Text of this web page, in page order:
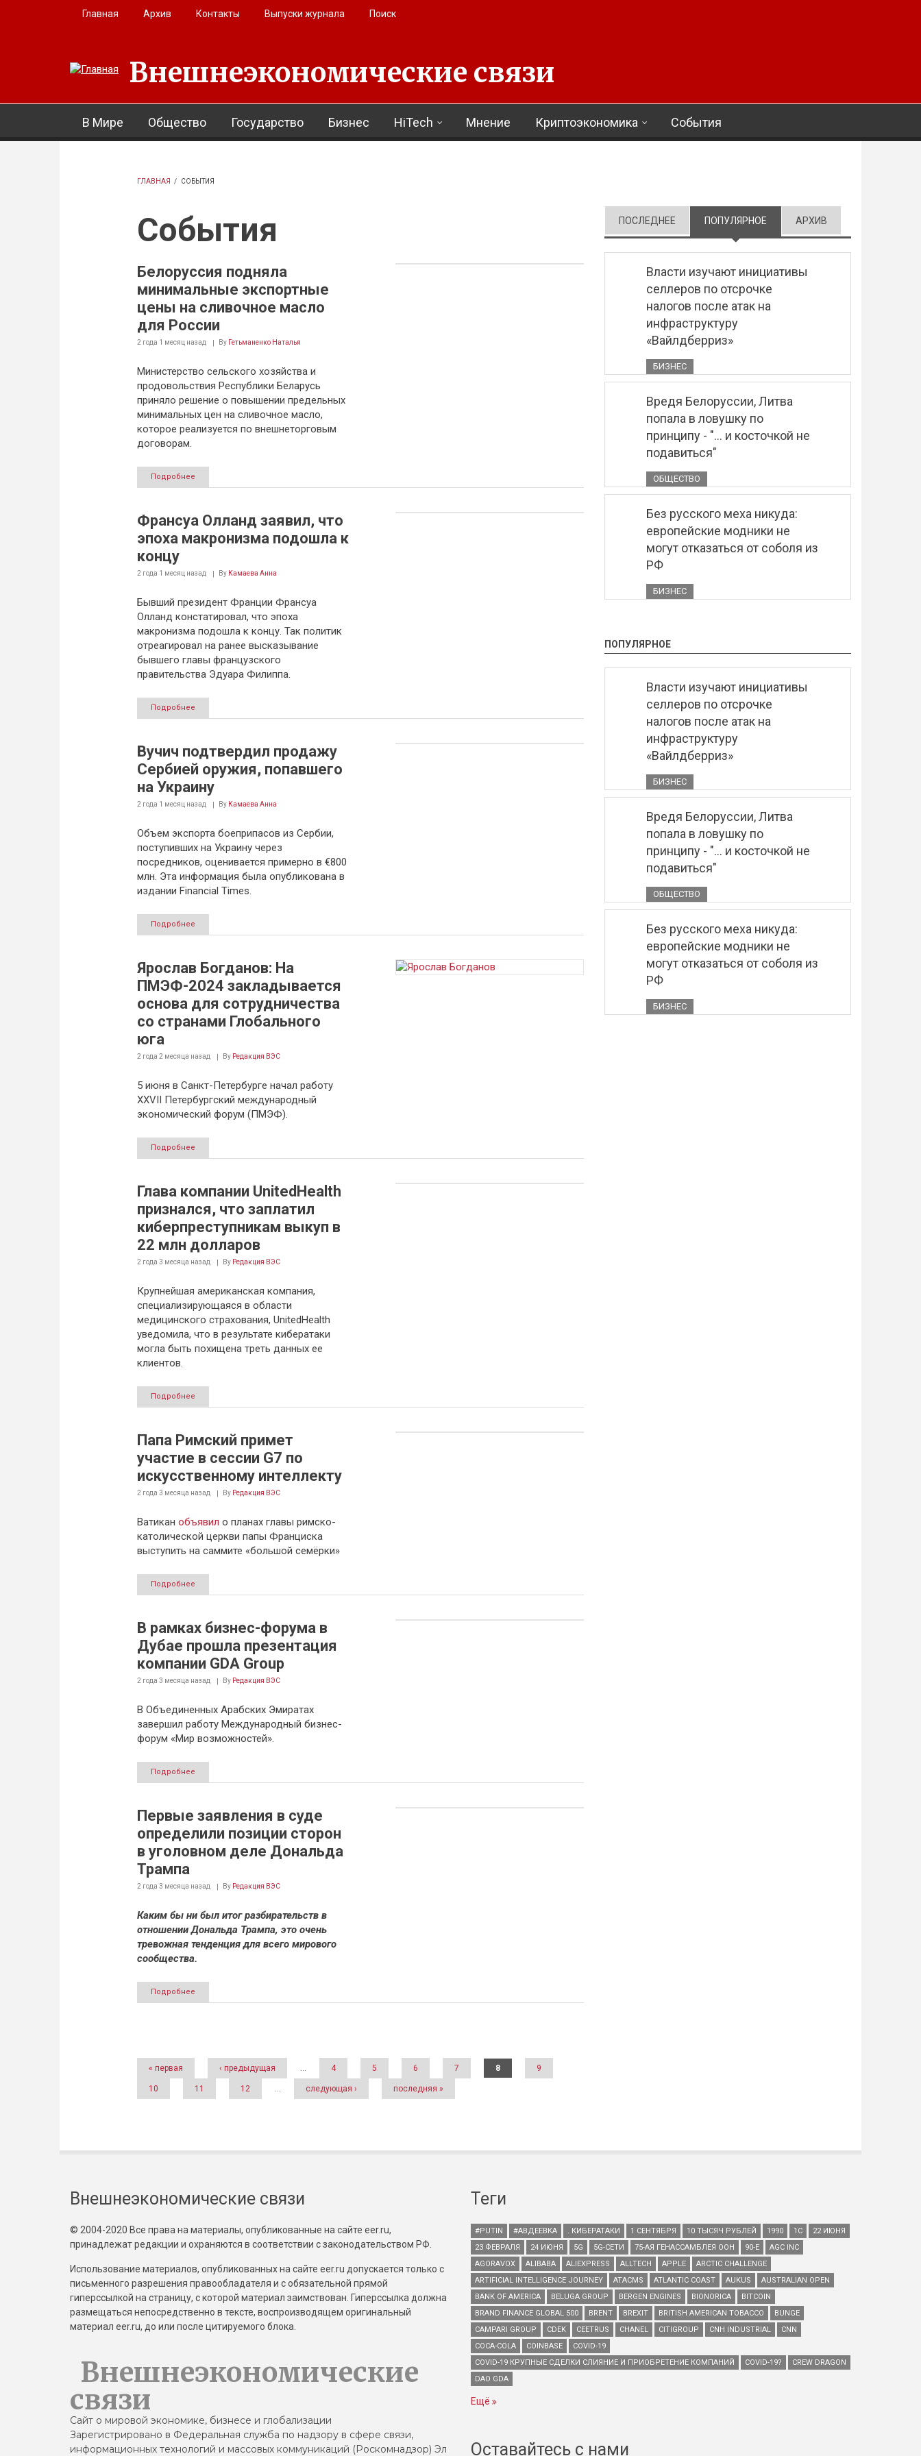
Перейти к основному содержанию
Главная Архив Контакты Выпуски журнала Поиск
Внешнеэкономические связи
В Мире Общество Государство Бизнес HiTech Мнение Криптоэкономика События
ГЛАВНАЯ / СОБЫТИЯ
События
Белоруссия подняла
минимальные экспортные
цены на сливочное масло
для России
2 года 1 месяц назад By Гетьманенко Наталья
Министерство сельского хозяйства и
продовольствия Республики Беларусь
приняло решение о повышении предельных
минимальных цен на сливочное масло,
которое реализуется по внешнеторговым
договорам.
Подробнее
Франсуа Олланд заявил, что
эпоха макронизма подошла к
концу
2 года 1 месяц назад By Камаева Анна
Бывший президент Франции Франсуа
Олланд констатировал, что эпоха
макронизма подошла к концу. Так политик
отреагировал на ранее высказывание
бывшего главы французского
правительства Эдуара Филиппа.
Подробнее
Вучич подтвердил продажу
Сербией оружия, попавшего
на Украину
2 года 1 месяц назад By Камаева Анна
Объем экспорта боеприпасов из Сербии,
поступивших на Украину через
посредников, оценивается примерно в €800
млн. Эта информация была опубликована в
издании Financial Times.
Подробнее
Ярослав Богданов: На
ПМЭФ-2024 закладывается
основа для сотрудничества
со странами Глобального
юга
2 года 2 месяца назад By Редакция ВЭС
5 июня в Санкт-Петербурге начал работу
XXVII Петербургский международный
экономический форум (ПМЭФ).
Подробнее
Глава компании UnitedHealth
признался, что заплатил
киберпреступникам выкуп в
22 млн долларов
2 года 3 месяца назад By Редакция ВЭС
Крупнейшая американская компания,
специализирующаяся в области
медицинского страхования, UnitedHealth
уведомила, что в результате кибератаки
могла быть похищена треть данных ее
клиентов.
Подробнее
Папа Римский примет
участие в сессии G7 по
искусственному интеллекту
2 года 3 месяца назад By Редакция ВЭС
Ватикан объявил о планах главы римско-
католической церкви папы Франциска
выступить на саммите «большой семёрки»
Подробнее
В рамках бизнес-форума в
Дубае прошла презентация
компании GDA Group
2 года 3 месяца назад By Редакция ВЭС
В Объединенных Арабских Эмиратах
завершил работу Международный бизнес-
форум «Мир возможностей».
Подробнее
Первые заявления в суде
определили позиции сторон
в уголовном деле Дональда
Трампа
2 года 3 месяца назад By Редакция ВЭС
Каким бы ни был итог разбирательств в
отношении Дональда Трампа, это очень
тревожная тенденция для всего мирового
сообщества.
Подробнее
Страницы
« первая ‹ предыдущая … 4 5 6 7 8 9
10 11 12 … следующая › последняя »
ПОСЛЕДНЕЕ ПОПУЛЯРНОЕ (АКТИВНАЯ ВКЛАДКА)
АРХИВ
Власти изучают инициативы
селлеров по отсрочке
налогов после атак на
инфраструктуру
«Вайлдберриз»
БИЗНЕС
Вредя Белоруссии, Литва
попала в ловушку по
принципу - "... и косточкой не
подавиться"
ОБЩЕСТВО
Без русского меха никуда:
европейские модники не
могут отказаться от соболя из
РФ
БИЗНЕС
ПОПУЛЯРНОЕ
Власти изучают инициативы
селлеров по отсрочке
налогов после атак на
инфраструктуру
«Вайлдберриз»
БИЗНЕС
Вредя Белоруссии, Литва
попала в ловушку по
принципу - "... и косточкой не
подавиться"
ОБЩЕСТВО
Без русского меха никуда:
европейские модники не
могут отказаться от соболя из
РФ
БИЗНЕС
Внешнеэкономические связи
© 2004-2020 Все права на материалы, опубликованные на сайте eer.ru,
принадлежат редакции и охраняются в соответствии с законодательством РФ.
Использование материалов, опубликованных на сайте eer.ru допускается только с
письменного разрешения правообладателя и с обязательной прямой
гиперссылкой на страницу, с которой материал заимствован. Гиперссылка должна
размещаться непосредственно в тексте, воспроизводящем оригинальный
материал eer.ru, до или после цитируемого блока.
Внешнеэкономические
связи
Сайт о мировой экономике, бизнесе и глобализации
Зарегистрировано в Федеральная служба по надзору в сфере связи,
информационных технологий и массовых коммуникаций (Роскомнадзор) Эл
Теги
#PUTIN #АВДЕЕВКА . КИБЕРАТАКИ 1 СЕНТЯБРЯ 10 ТЫСЯЧ РУБЛЕЙ 1990 1С
22 ИЮНЯ
23 ФЕВРАЛЯ
24 ИЮНЯ 5G 5G-СЕТИ 75-АЯ ГЕНАССАМБЛЕЯ ООН 90-Е
AGC INC
AGORAVOX
ALIBABA ALIEXPRESS ALLTECH APPLE
ARCTIC CHALLENGE
ARTIFICIAL INTELLIGENCE JOURNEY
ATACMS ATLANTIC COAST AUKUS
AUSTRALIAN OPEN
BANK OF AMERICA
BELUGA GROUP BERGEN ENGINES BIONORICA
BITCOIN
BRAND FINANCE GLOBAL 500
BRENT BREXIT BRITISH AMERICAN TOBACCO
BUNGE
CAMPARI GROUP
CDEK CEETRUS CHANEL CITIGROUP CNH INDUSTRIAL
CNN
COCA-COLA
COINBASE
COVID-19
COVID-19 КРУПНЫЕ СДЕЛКИ СЛИЯНИЕ И ПРИОБРЕТЕНИЕ КОМПАНИЙ
COVID-19?
CREW DRAGON
DAO GDA
Ещё
Оставайтесь с нами